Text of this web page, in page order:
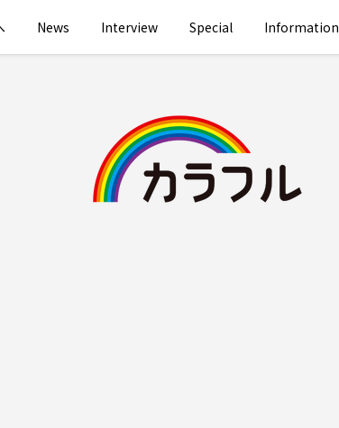
News Interview Special Information